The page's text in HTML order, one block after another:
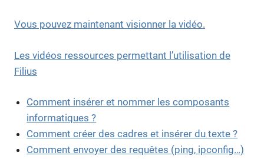
Vous pouvez maintenant visionner la vidéo.
Les vidéos ressources permettant l’utilisation de
Filius
Comment insérer et nommer les composants
informatiques ?
Comment créer des cadres et insérer du texte ?
Comment envoyer des requêtes (ping, ipconfig…)